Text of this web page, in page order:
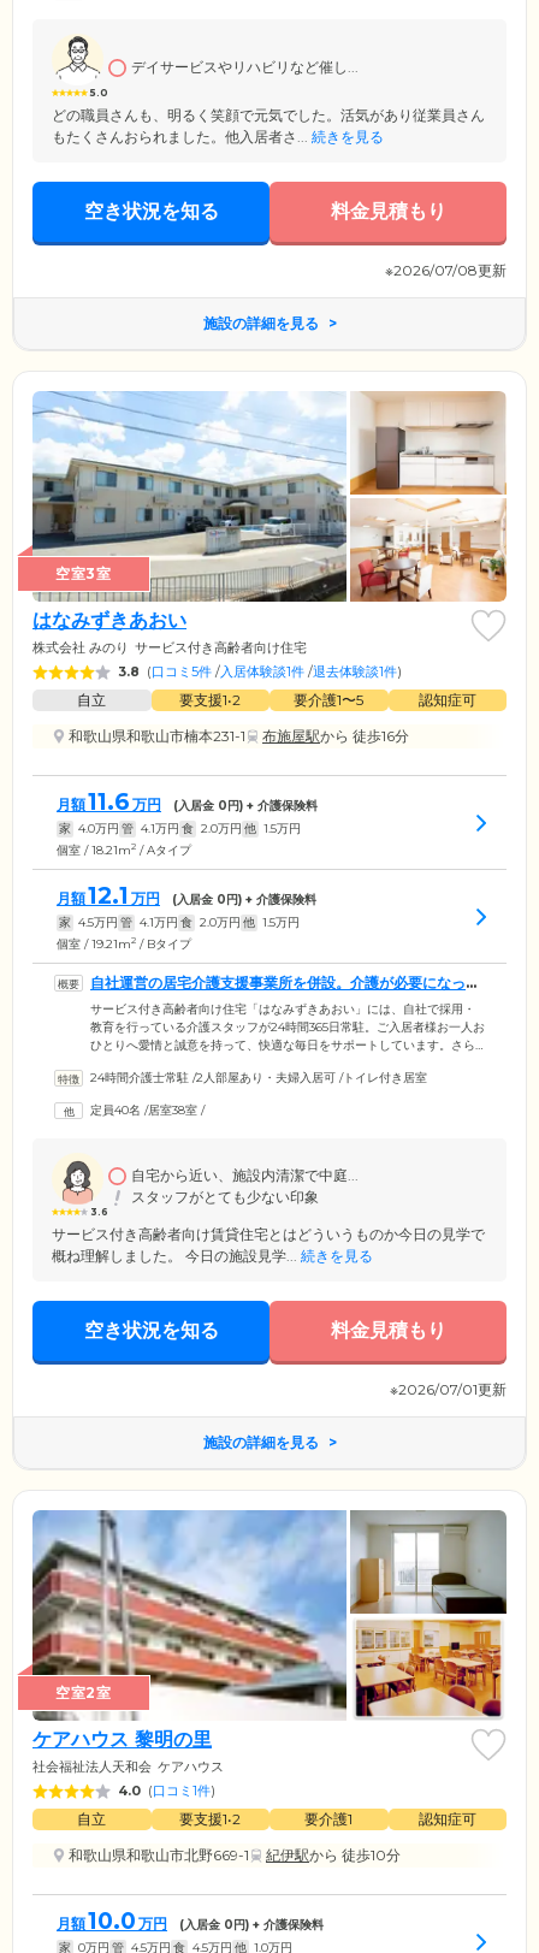
5.0
デイサービスやリハビリなど催し...
どの職員さんも、明るく笑顔で元気でした。活気があり従業員さん
もたくさんおられました。他入居者さ... 続きを見る
空き状況を知る 料金見積もり
※2026/07/08更新
施設の詳細を見る
空室3室
はなみずきあおい
株式会社 みのり サービス付き高齢者向け住宅
3.8 (口コミ5件 /入居体験談1件 /退去体験談1件)
自立 要支援1•2 要介護1〜5
認知症可
和歌山県和歌山市楠本231-1
布施屋駅から 徒歩16分
月額11.6 万円 (入居金 0円) + 介護保険料
家 4.0万円 管 4.1万円 食 2.0万円 他 1.5万円
個室 / 18.21m2 / Aタイプ
月額12.1 万円 (入居金 0円) + 介護保険料
家 4.5万円 管 4.1万円 食 2.0万円 他 1.5万円
個室 / 19.21m2 / Bタイプ
自社運営の居宅介護支援事業所を併設。介護が必要になって
も安心です
サービス付き高齢者向け住宅「はなみずきあおい」には、自社で採用・
教育を行っている介護スタッフが24時間365日常駐。ご入居者様お一人お
ひとりへ愛情と誠意を持って、快適な毎日をサポートしています。さら
設。介護が必要になった場合は、ケアマネジャーが介護度・ご希望・ご
また近隣にある医療機関とも連携しており、日々の健康管理と緊急時に
24時間介護士常駐 /2人部屋あり・夫婦入居可 /トイレ付き居室
定員40名 /居室38室 /
3.6
自宅から近い、施設内清潔で中庭...
スタッフがとても少ない印象
サービス付き高齢者向け賃貸住宅とはどういうものか今日の見学で
概ね理解しました。 今日の施設見学... 続きを見る
空き状況を知る 料金見積もり
※2026/07/01更新
施設の詳細を見る
空室2室
ケアハウス 黎明の里
社会福祉法人天和会 ケアハウス
4.0 (口コミ1件)
自立 要支援1•2 要介護1
認知症可
和歌山県和歌山市北野669-1
紀伊駅から 徒歩10分
月額10.0 万円 (入居金 0円) + 介護保険料
家 0万円 管 4.5万円 食 4.5万円 他 1.0万円